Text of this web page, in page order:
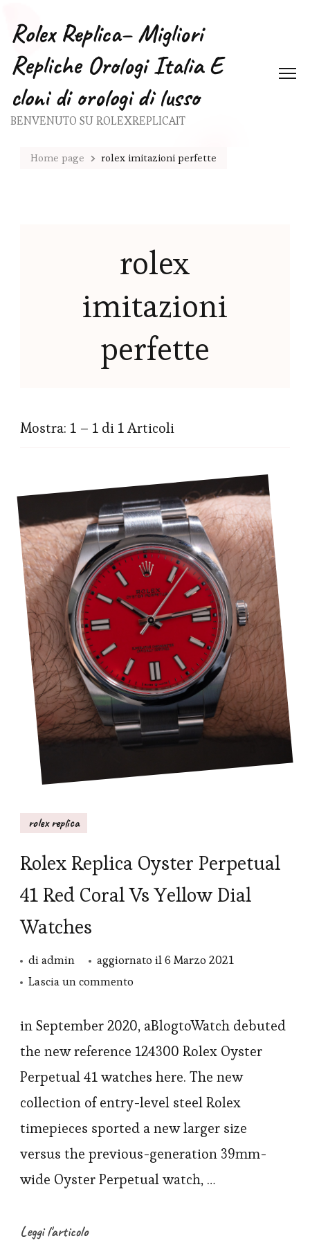
Rolex Replica– Migliori
Repliche Orologi Italia E
cloni di orologi di lusso
BENVENUTO SU ROLEXREPLICAIT
Home page rolex imitazioni perfette
rolex
imitazioni
perfette
Mostra: 1 – 1 di 1 Articoli
rolex replica
Rolex Replica Oyster Perpetual
41 Red Coral Vs Yellow Dial
Watches
diadmin aggiornato il6 Marzo 2021
Lascia un commento
Replica
Oyster
Red
Coral
Vs
Yellow
in September 2020, aBlogtoWatch debuted
the new reference 124300 Rolex Oyster
Perpetual 41 watches here. The new
collection of entry-level steel Rolex
timepieces sported a new larger size
versus the previous-generation 39mm-
wide Oyster Perpetual watch, …
Leggi l'articolo